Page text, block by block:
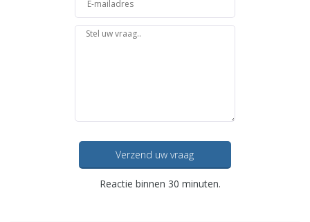
Verzend uw vraag
Reactie binnen 30 minuten.